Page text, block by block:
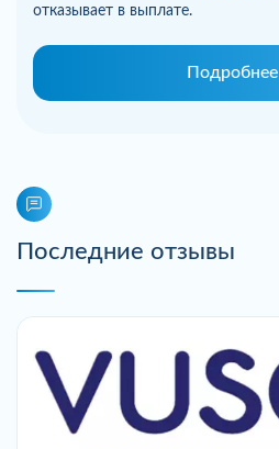
отказывает в выплате.
Подробнее
Последние отзывы